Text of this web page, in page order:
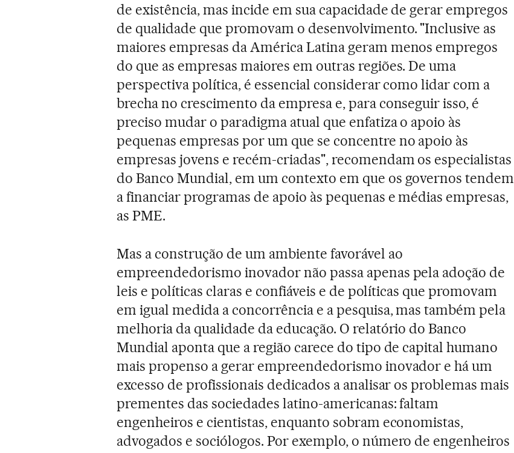
de existência, mas incide em sua capacidade de gerar empregos
de qualidade que promovam o desenvolvimento. "Inclusive as
maiores empresas da América Latina geram menos empregos
do que as empresas maiores em outras regiões. De uma
perspectiva política, é essencial considerar como lidar com a
brecha no crescimento da empresa e, para conseguir isso, é
preciso mudar o paradigma atual que enfatiza o apoio às
pequenas empresas por um que se concentre no apoio às
empresas jovens e recém-criadas", recomendam os especialistas
do Banco Mundial, em um contexto em que os governos tendem
a financiar programas de apoio às pequenas e médias empresas,
as PME.
Mas a construção de um ambiente favorável ao
empreendedorismo inovador não passa apenas pela adoção de
leis e políticas claras e confiáveis e de políticas que promovam
em igual medida a concorrência e a pesquisa, mas também pela
melhoria da qualidade da educação. O relatório do Banco
Mundial aponta que a região carece do tipo de capital humano
mais propenso a gerar empreendedorismo inovador e há um
excesso de profissionais dedicados a analisar os problemas mais
prementes das sociedades latino-americanas: faltam
engenheiros e cientistas, enquanto sobram economistas,
advogados e sociólogos. Por exemplo, o número de engenheiros